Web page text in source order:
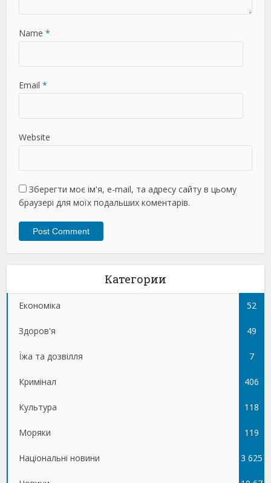
Name *
Email *
Website
Зберегти моє ім'я, e-mail, та адресу сайту в цьому
браузері для моїх подальших коментарів.
Категории
Економіка 52
Здоров'я 49
Їжа та дозвілля 7
Кримінал 406
Культура 118
Моряки 119
Національні новини 3 625